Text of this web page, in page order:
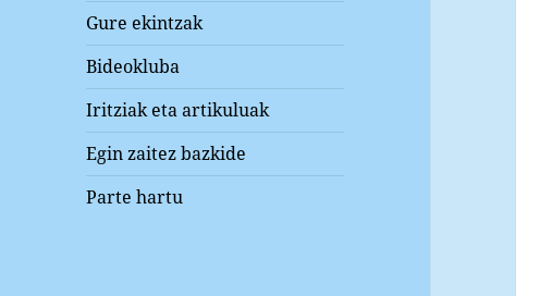
Gure ekintzak
Bideokluba
Iritziak eta artikuluak
Egin zaitez bazkide
Parte hartu